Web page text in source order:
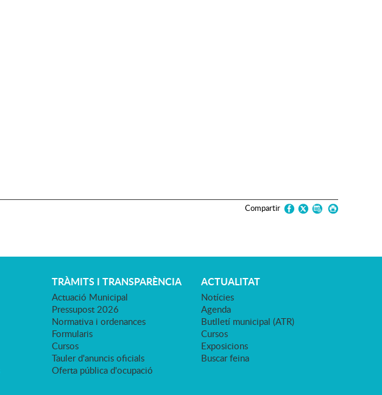
Compartir
TRÀMITS I TRANSPARÈNCIA
Actuació Municipal
Pressupost 2026
Normativa i ordenances
Formularis
Cursos
Tauler d'anuncis oficials
Oferta pública d'ocupació
ACTUALITAT
Notícies
Agenda
Butlletí municipal (ATR)
Cursos
Exposicions
Buscar feina